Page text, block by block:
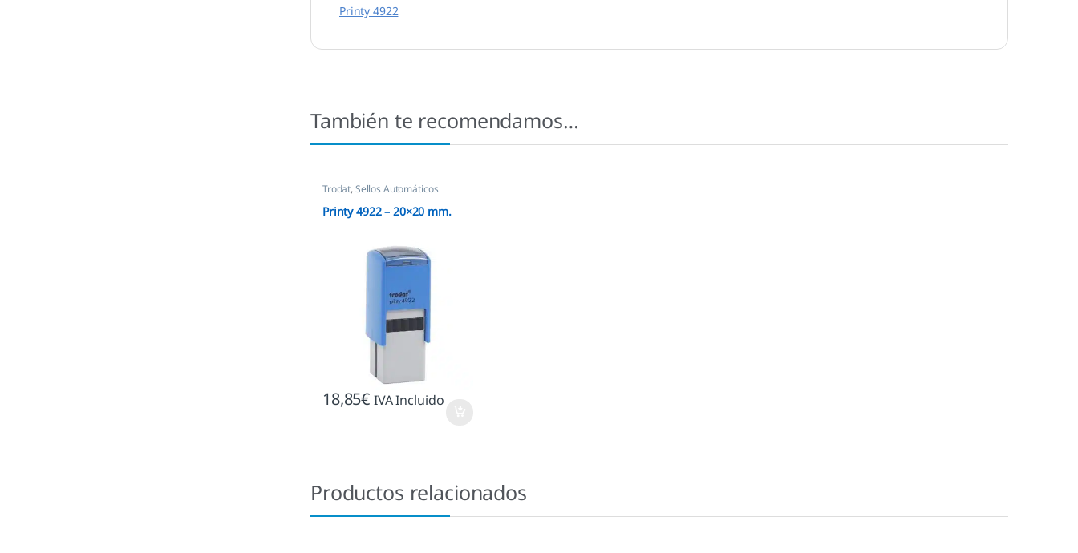
Printy 4922
También te recomendamos…
Trodat, Sellos Automáticos
Printy 4922 – 20×20 mm.
18,85€ IVA Incluido
Productos relacionados